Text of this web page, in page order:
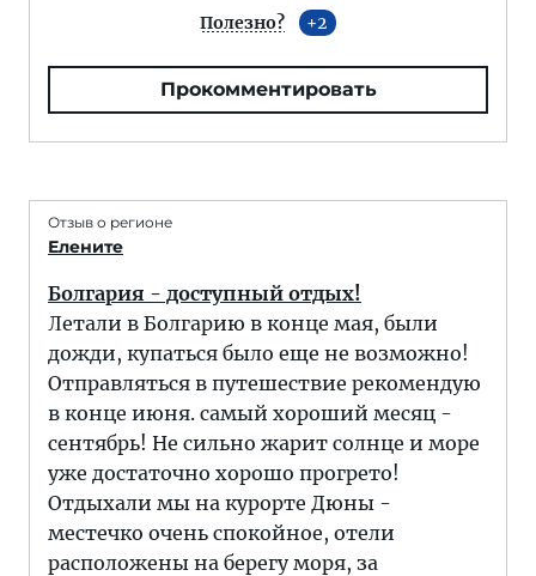
Полезно? 2
Прокомментировать
Отзыв о регионе
Елените
Болгария - доступный отдых!
Летали в Болгарию в конце мая, были
дожди, купаться было еще не возможно!
Отправляться в путешествие рекомендую
в конце июня. самый хороший месяц -
сентябрь! Не сильно жарит солнце и море
уже достаточно хорошо прогрето!
Отдыхали мы на курорте Дюны -
местечко очень спокойное, отели
расположены на берегу моря, за